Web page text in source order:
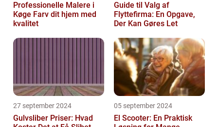
Professionelle Malere i
Køge Farv dit hjem med
kvalitet
Guide til Valg af
Flyttefirma: En Opgave,
Der Kan Gøres Let
27 september 2024
Gulvsliber Priser: Hvad
05 september 2024
El Scooter: En Praktisk